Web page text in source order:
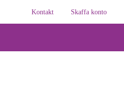
Kontakt
Skaffa konto